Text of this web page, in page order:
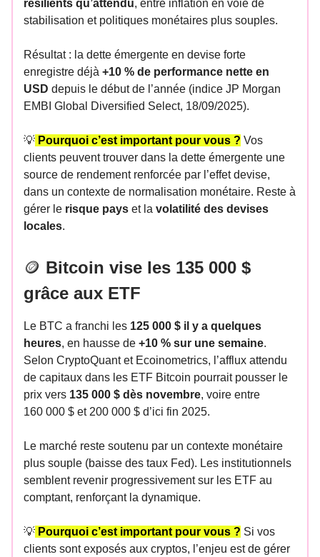
résilients qu’attendu, entre inflation en voie de
stabilisation et politiques monétaires plus souples.
Résultat : la dette émergente en devise forte
enregistre déjà +10 % de performance nette en
USD depuis le début de l’année (indice JP Morgan
EMBI Global Diversified Select, 18/09/2025).
💡 Pourquoi c’est important pour vous ? Vos
clients peuvent trouver dans la dette émergente une
source de rendement renforcée par l’effet devise,
dans un contexte de normalisation monétaire. Reste à
gérer le risque pays et la volatilité des devises
locales.
🪙 Bitcoin vise les 135 000 $
grâce aux ETF
Le BTC a franchi les 125 000 $ il y a quelques
heures, en hausse de +10 % sur une semaine.
Selon CryptoQuant et Ecoinometrics, l’afflux attendu
de capitaux dans les ETF Bitcoin pourrait pousser le
prix vers 135 000 $ dès novembre, voire entre
160 000 $ et 200 000 $ d’ici fin 2025.
Le marché reste soutenu par un contexte monétaire
plus souple (baisse des taux Fed). Les institutionnels
semblent revenir progressivement sur les ETF au
comptant, renforçant la dynamique.
💡 Pourquoi c’est important pour vous ? Si vos
clients sont exposés aux cryptos, l’enjeu est de gérer